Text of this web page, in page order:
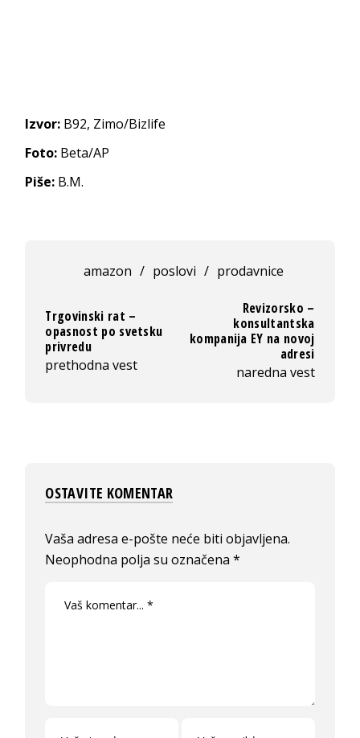
Izvor: B92, Zimo/Bizlife
Foto: Beta/AP
Piše: B.M.
amazon / poslovi / prodavnice
Trgovinski rat –
opasnost po svetsku
privredu
prethodna vest
Revizorsko –
konsultantska
kompanija EY na novoj
adresi
naredna vest
OSTAVITE KOMENTAR
Vaša adresa e-pošte neće biti objavljena.
Neophodna polja su označena*